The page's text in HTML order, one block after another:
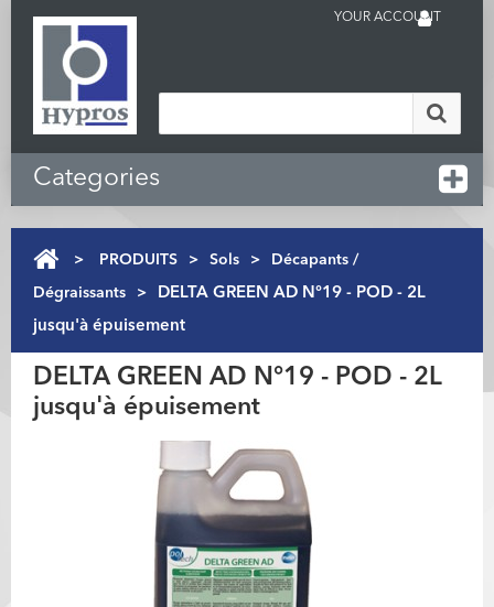
YOUR ACCOUNT
Categories
> PRODUITS > Sols > Décapants /
Dégraissants >
DELTA GREEN AD N°19 - POD - 2L
jusqu'à épuisement
DELTA GREEN AD N°19 - POD - 2L
jusqu'à épuisement